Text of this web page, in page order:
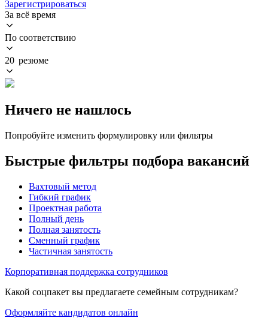
Зарегистрироваться
За всё время
По соответствию
20 резюме
Ничего не нашлось
Попробуйте изменить формулировку или фильтры
Быстрые фильтры подбора вакансий
Вахтовый метод
Гибкий график
Проектная работа
Полный день
Полная занятость
Сменный график
Частичная занятость
Корпоративная поддержка сотрудников
Какой соцпакет вы предлагаете семейным сотрудникам?
Оформляйте кандидатов онлайн